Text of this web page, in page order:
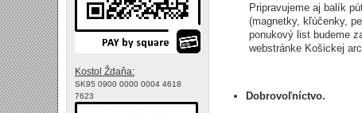
Pripravujeme aj balík
(magnetky, kľúčenky,
ponukový list budeme
webstránke Košickej
Dobrovoľníctvo.
Kostol Ždaňa:
SK95 0900 0000 0004 4618
7623